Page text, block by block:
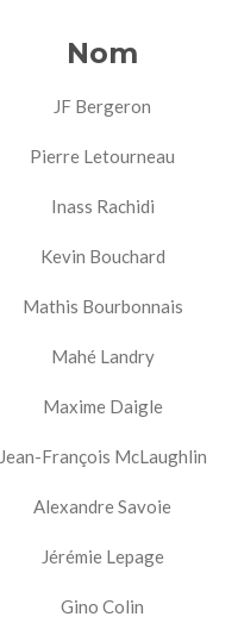
Nom
JF Bergeron
Pierre Letourneau
Inass Rachidi
Kevin Bouchard
Mathis Bourbonnais
Mahé Landry
Maxime Daigle
Jean-François McLaughlin
Alexandre Savoie
Jérémie Lepage
Gino Colin